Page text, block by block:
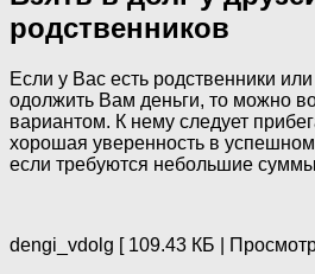
родственников
Если у Вас есть родственники
одолжить Вам деньги, то можно
вариантом. К нему следует
хорошая уверенность в успешном
если требуются небольшие
dengi_vdolg [ 109.43 КБ |